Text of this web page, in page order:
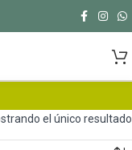
el único resultado